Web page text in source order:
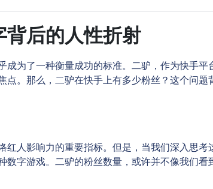
后的人性折射
为了一种衡量成功的标准。二驴，作为快手平
点。那么，二驴在快手上有多少粉丝？这个问题
人影响力的重要指标。但是，当我们深入思考
字游戏。二驴的粉丝数量，或许并不像我们看